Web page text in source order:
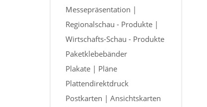
Messepräsentation |
Regionalschau - Produkte |
Wirtschafts-Schau - Produkte
Paketklebebänder
Plakate | Pläne
Plattendirektdruck
Postkarten | Ansichtskarten